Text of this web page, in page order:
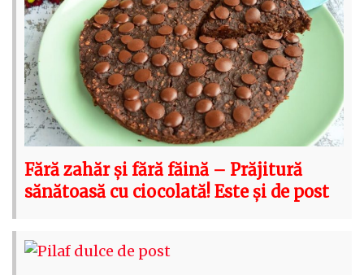
Fără zahăr și fără făină – Prăjitură
sănătoasă cu ciocolată! Este și de post